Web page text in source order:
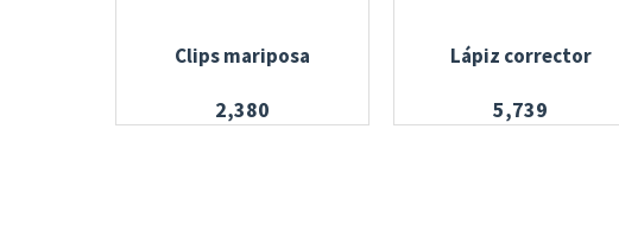
Clips mariposa
2,380
Lápiz corrector
5,739